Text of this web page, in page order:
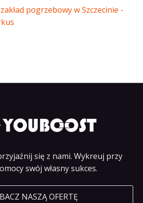
pogrzebowy w Szczecinie -
się z nami. Wykreuj przy
swój własny sukces.
NASZĄ OFERTĘ